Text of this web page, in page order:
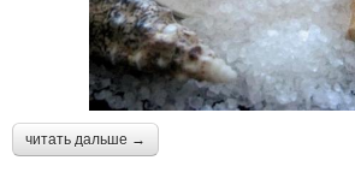
читать дальше →